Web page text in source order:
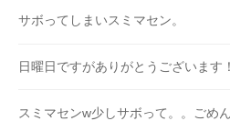
サボってしまいスミマセン。
日曜日ですがありがとうございます！
スミマセンw少しサボって。。ごめ